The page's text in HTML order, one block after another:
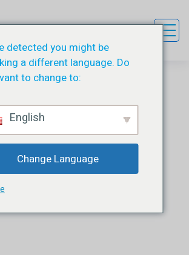
Şantlar
ŞANTLAR
detected you might be
a different language. Do
to change to:
English
Change Language